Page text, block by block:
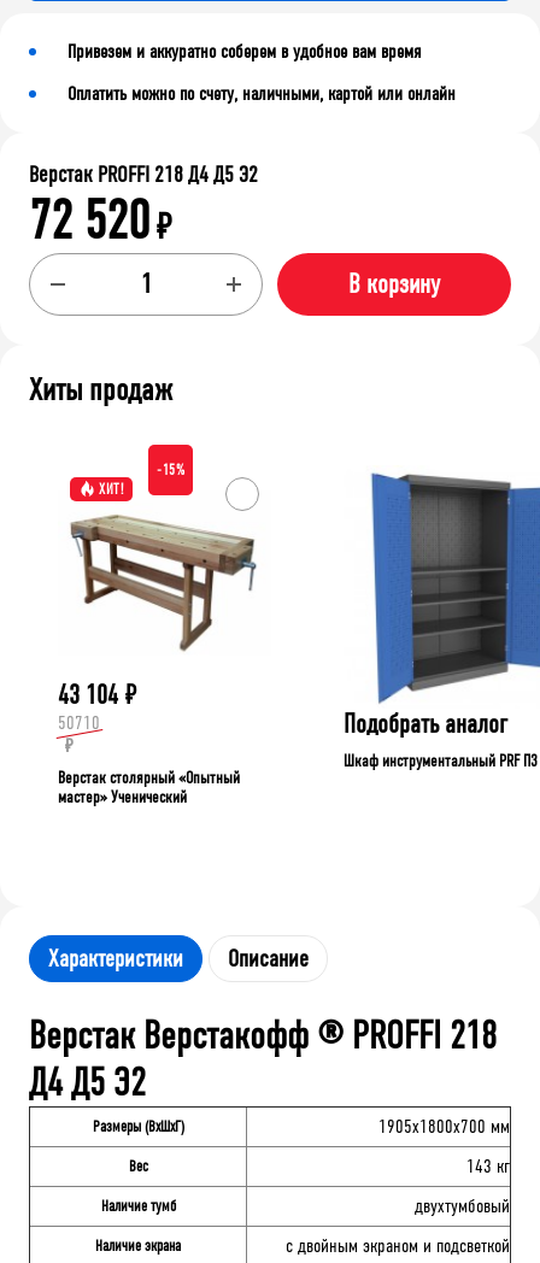
Привезем и аккуратно соберем в удобное вам время
Оплатить можно по счету, наличными, картой или онлайн
Верстак PROFFI 218 Д4 Д5 Э2
72 520₽
В корзину
Хиты продаж
ХИТ!
-15%
43 104 ₽
50710
₽
Верстак столярный «Опытный
мастер» Ученический
Подобрать аналог
Шкаф инструментальный PRF П3
Характеристики Описание
Верстак Верстакофф ® PROFFI 218
Д4 Д5 Э2
Размеры (ВхШхГ) 1905x1800x700 мм
Вес 143 кг
Наличие тумб двухтумбовый
Наличие экрана с двойным экраном и подсветкой